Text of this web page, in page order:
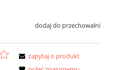
dodaj do przechowalni
zapytaj o produkt